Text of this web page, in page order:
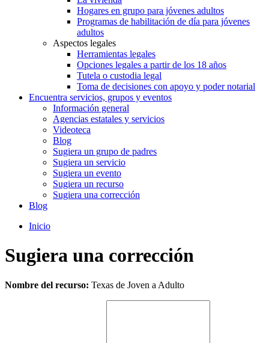
Hogares en grupo para jóvenes adultos
Programas de habilitación de día para jóvenes
adultos
Aspectos legales
Herramientas legales
Opciones legales a partir de los 18 años
Tutela o custodia legal
Toma de decisiones con apoyo y poder notarial
Encuentra servicios, grupos y eventos
Información general
Agencias estatales y servicios
Videoteca
Blog
Sugiera un grupo de padres
Sugiera un servicio
Sugiera un evento
Sugiera un recurso
Sugiera una corrección
Blog
Inicio
Sugiera una corrección
Leave
Nombre del recurso: Texas de Joven a Adulto